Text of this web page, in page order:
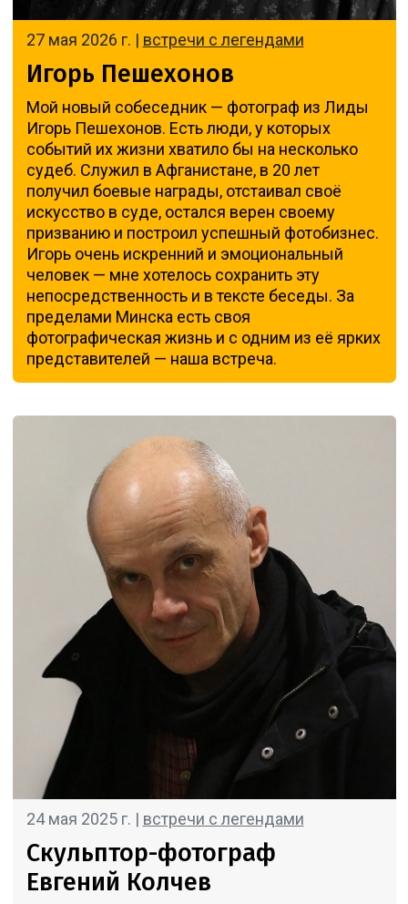
27 мая 2026 г. | встречи с легендами
Игорь Пешехонов
Мой новый собеседник — фотограф из Лиды
Игорь Пешехонов. Есть люди, у которых
событий их жизни хватило бы на несколько
судеб. Служил в Афганистане, в 20 лет
получил боевые награды, отстаивал своё
искусство в суде, остался верен своему
призванию и построил успешный фотобизнес.
Игорь очень искренний и эмоциональный
человек — мне хотелось сохранить эту
непосредственность и в тексте беседы. За
пределами Минска есть своя
фотографическая жизнь и с одним из её ярких
представителей — наша встреча.
24 мая 2025 г. | встречи с легендами
Скульптор-фотограф
Евгений Колчев